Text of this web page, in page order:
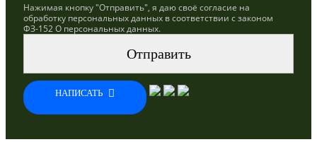
Нажимая кнопку "Отправить", я даю своё согласие на
обработку персональных данных в соответствии с законом
ФЗ-152 О персональных данных.
НАПИСАТЬ